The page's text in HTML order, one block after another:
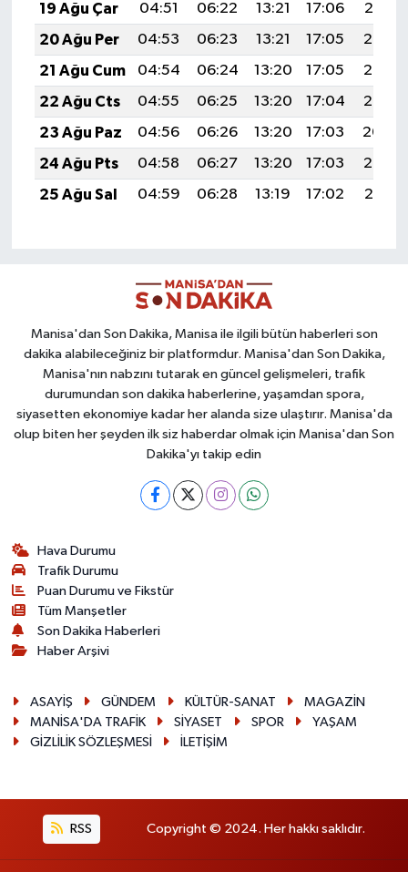
19 Ağu Çar
04:51 06:22 13:21 17:06
20:10
20 Ağu Per
04:53 06:23 13:21 17:05
20:08
21 Ağu Cum
04:54 06:24 13:20 17:05
20:07
22 Ağu Cts
04:55 06:25 13:20 17:04
20:05
23 Ağu Paz
04:56 06:26 13:20 17:03
20:04
24 Ağu Pts
04:58 06:27 13:20 17:03
20:03
25 Ağu Sal
04:59 06:28 13:19 17:02 20:01
Manisa'dan Son Dakika, Manisa ile ilgili bütün haberleri son
dakika alabileceğiniz bir platformdur. Manisa'dan Son Dakika,
Manisa'nın nabzını tutarak en güncel gelişmeleri, trafik
durumundan son dakika haberlerine, yaşamdan spora,
siyasetten ekonomiye kadar her alanda size ulaştırır. Manisa'da
olup biten her şeyden ilk siz haberdar olmak için Manisa'dan Son
Dakika'yı takip edin
Hava Durumu
Trafik Durumu
Puan Durumu ve Fikstür
Tüm Manşetler
Son Dakika Haberleri
Haber Arşivi
ASAYİŞ GÜNDEM KÜLTÜR-SANAT
MAGAZİN
MANİSA'DA TRAFİK
SİYASET SPOR
YAŞAM
GİZLİLİK SÖZLEŞMESİ
İLETİŞİM
RSS Copyright © 2024. Her hakkı saklıdır.